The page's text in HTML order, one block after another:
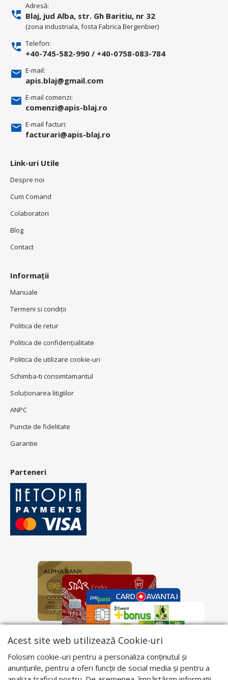
Adresă:
Blaj, jud Alba, str. Gh Baritiu, nr 32
(zona industriala, fosta Fabrica Bergenbier)
Telefon:
+40-745-582-990 / +40-0758-083-784
E-mail:
apis.blaj@gmail.com
E-mail comenzi:
comenzi@apis-blaj.ro
E-mail facturi:
facturari@apis-blaj.ro
Link-uri Utile
Despre noi
Cum Comand
Colaboratori
Blog
Contact
Informații
Manuale
Termeni si condiţii
Politica de retur
Politica de confidenţialitate
Politica de utilizare cookie-uri
Schimba-ti consimtamantul
Soluționarea litigiilor
ANPC
Puncte de fidelitate
Garantie
Parteneri
Acest site web utilizează Cookie-uri
Folosim cookie-uri pentru a personaliza conținutul și
anunțurile, pentru a oferi funcții de social media și pentru a